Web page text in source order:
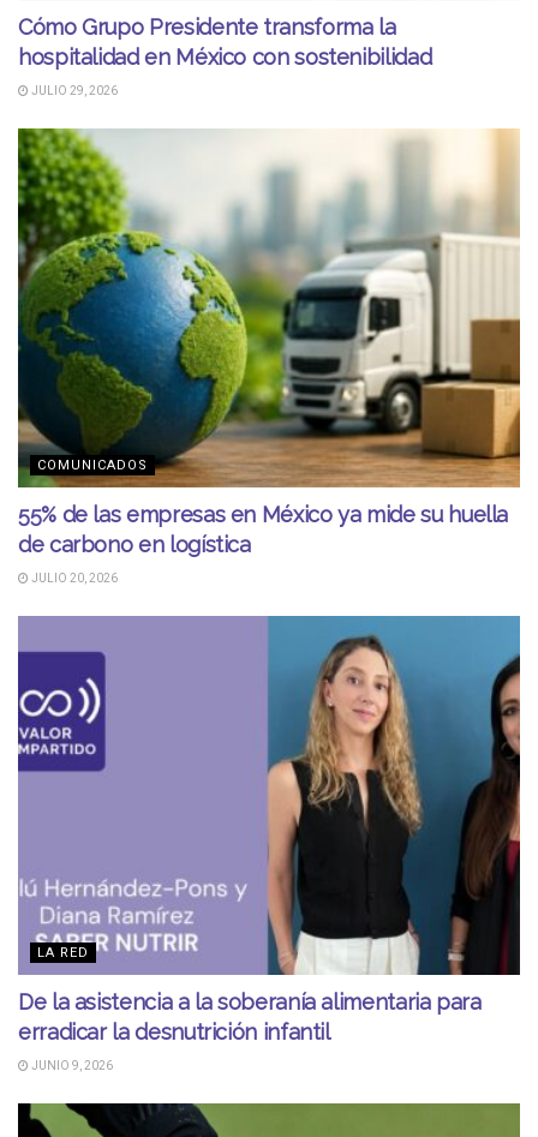
Cómo Grupo Presidente transforma la
hospitalidad en México con sostenibilidad
JULIO 29, 2026
COMUNICADOS
55% de las empresas en México ya mide su huella
de carbono en logística
JULIO 20, 2026
LA RED
De la asistencia a la soberanía alimentaria para
erradicar la desnutrición infantil
JUNIO 9, 2026